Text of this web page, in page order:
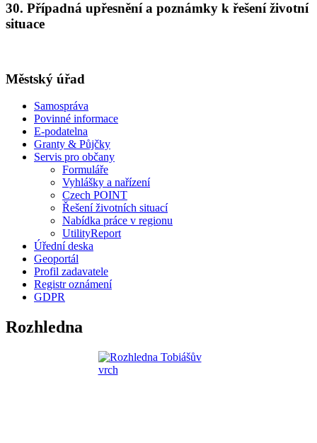
30. Případná upřesnění a poznámky k řešení životní
situace
Městský úřad
Samospráva
Povinné informace
E-podatelna
Granty & Půjčky
Servis pro občany
Formuláře
Vyhlášky a nařízení
Czech POINT
Řešení životních situací
Nabídka práce v regionu
UtilityReport
Úřední deska
Geoportál
Profil zadavatele
Registr oznámení
GDPR
Rozhledna